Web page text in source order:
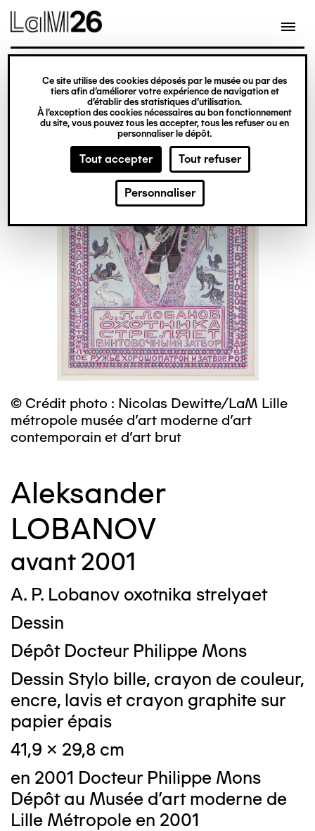
Gestion des cookies
Ce site utilise des cookies déposés par le musée ou par des
tiers afin d’améliorer votre expérience de navigation et
d’établir des statistiques d’utilisation.
À l’exception des cookies nécessaires au bon fonctionnement
du site, vous pouvez tous les accepter, tous les refuser ou en
personnaliser le dépôt.
Tout accepter Tout refuser
Personnaliser
contenu
© Crédit photo : Nicolas Dewitte/LaM Lille
métropole musée d’art moderne d’art
contemporain et d’art brut
Aleksander
LOBANOV
avant 2001
A. P. Lobanov oxotnika strelyaet
Dessin
Dépôt Docteur Philippe Mons
Dessin Stylo bille, crayon de couleur,
encre, lavis et crayon graphite sur
papier épais
41,9 x 29,8 cm
en 2001 Docteur Philippe Mons
Dépôt au Musée d'art moderne de
Lille Métropole en 2001